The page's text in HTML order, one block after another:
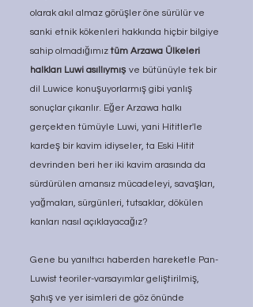
olarak akıl almaz görüşler öne sürülür ve
sanki etnik kökenleri hakkında hiçbir bilgiye
sahip olmadığımız tüm Arzawa Ülkeleri
halkları Luwi asıllıymış ve bütünüyle tek bir
dil Luwice konuşuyorlarmış gibi yanlış
sonuçlar çıkarılır. Eğer Arzawa halkı
gerçekten tümüyle Luwi, yani Hititler'le
kardeş bir kavim idiyseler, ta Eski Hitit
devrinden beri her iki kavim arasında da
sürdürülen amansız mücadeleyi, savaşları,
yağmaları, sürgünleri, tutsaklar, dökülen
kanları nasıl açıklayacağız?
Gene bu yanıltıcı haberden hareketle Pan-
Luwist teoriler-varsayımlar geliştirilmiş,
şahış ve yer isimleri de göz önünde